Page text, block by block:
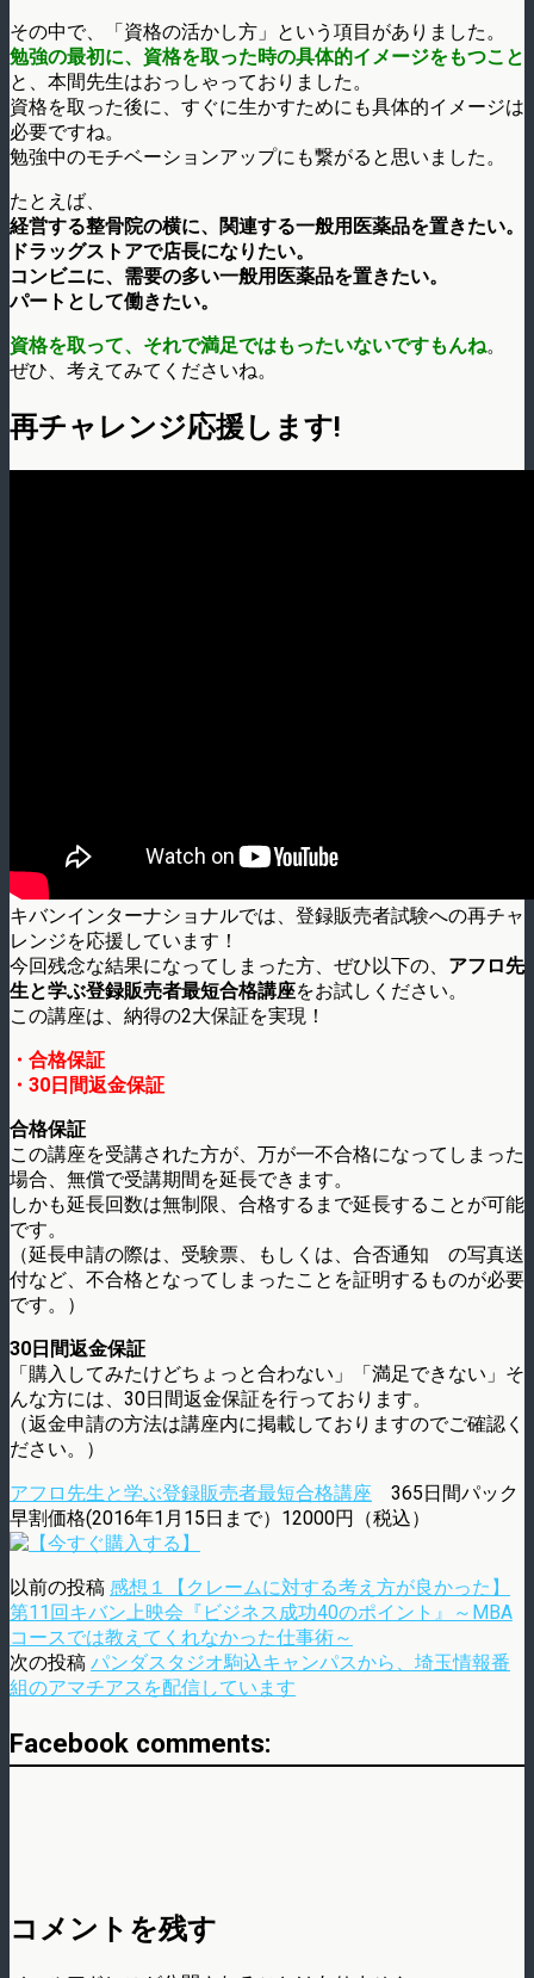
その中で、「資格の活かし方」という項目がありました。
勉強の最初に、資格を取った時の具体的イメージをもつこと
と、本間先生はおっしゃっておりました。
資格を取った後に、すぐに生かすためにも具体的イメージは
必要ですね。
勉強中のモチベーションアップにも繋がると思いました。
たとえば、
経営する整骨院の横に、関連する一般用医薬品を置きたい。
ドラッグストアで店長になりたい。
コンビニに、需要の多い一般用医薬品を置きたい。
パートとして働きたい。
資格を取って、それで満足ではもったいないですもんね。
ぜひ、考えてみてくださいね。
再チャレンジ応援します!
キバンインターナショナルでは、登録販売者試験への再チャ
レンジを応援しています！
今回残念な結果になってしまった方、ぜひ以下の、 アフロ先
生と学ぶ登録販売者最短合格講座をお試しください。
この講座は、納得の2大保証を実現！
・合格保証
・30日間返金保証
合格保証
この講座を受講された方が、万が一不合格になってしまった
場合、無償で受講期間を延長できます。
しかも延長回数は無制限、合格するまで延長することが可能
です。
（延長申請の際は、受験票、もしくは、合否通知 の写真送
付など、不合格となってしまったことを証明するものが必要
です。）
30日間返金保証
「購入してみたけどちょっと合わない」「満足できない」そ
んな方には、30日間返金保証を行っております。
（返金申請の方法は講座内に掲載しておりますのでご確認く
ださい。）
アフロ先生と学ぶ登録販売者最短合格講座 365日間パック
早割価格(2016年1月15日まで）12000円（税込）
以前の投稿 感想１【クレームに対する考え方が良かった】
第11回キバン上映会『ビジネス成功40のポイント』～MBA
コースでは教えてくれなかった仕事術～
次の投稿 パンダスタジオ駒込キャンパスから、埼玉情報番
組のアマチアスを配信しています
Facebook comments:
コメントを残す